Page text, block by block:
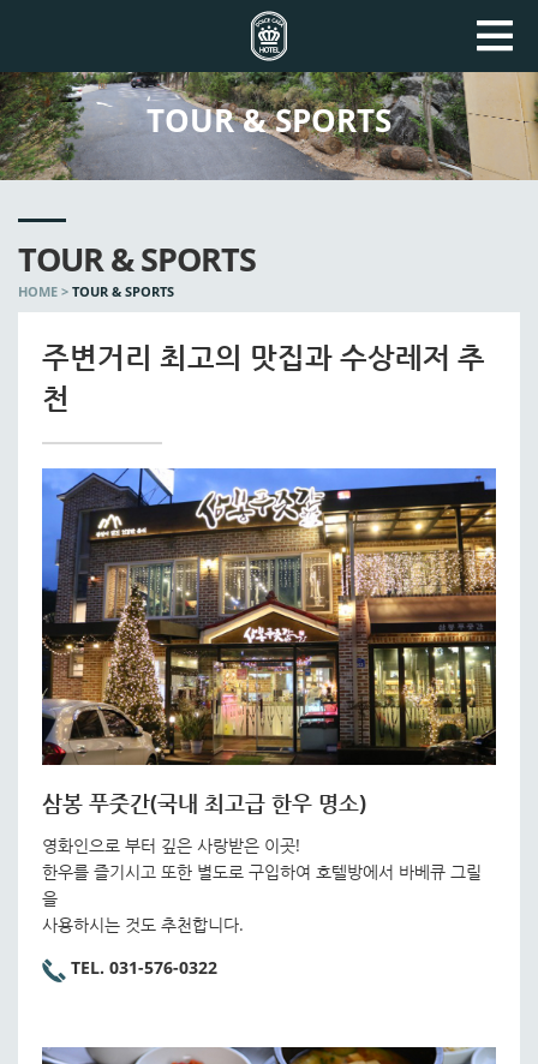
TOUR & SPORTS
TOUR & SPORTS
HOME > TOUR & SPORTS
100m
주변거리 최고의 맛집과 수상레저 추
천
삼봉 푸줏간(국내 최고급 한우 명소)
영화인으로 부터 깊은 사랑받은 이곳!
한우를 즐기시고 또한 별도로 구입하여 호텔방에서 바베큐 그릴
을
사용하시는 것도 추천합니다.
TEL. 031-576-0322